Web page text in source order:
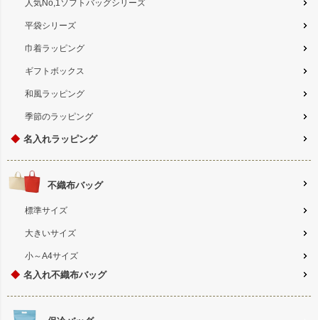
人気No,1ソフトバッグシリーズ
平袋シリーズ
巾着ラッピング
ギフトボックス
和風ラッピング
季節のラッピング
◆ 名入れラッピング
不織布バッグ
標準サイズ
大きいサイズ
小～A4サイズ
◆ 名入れ不織布バッグ